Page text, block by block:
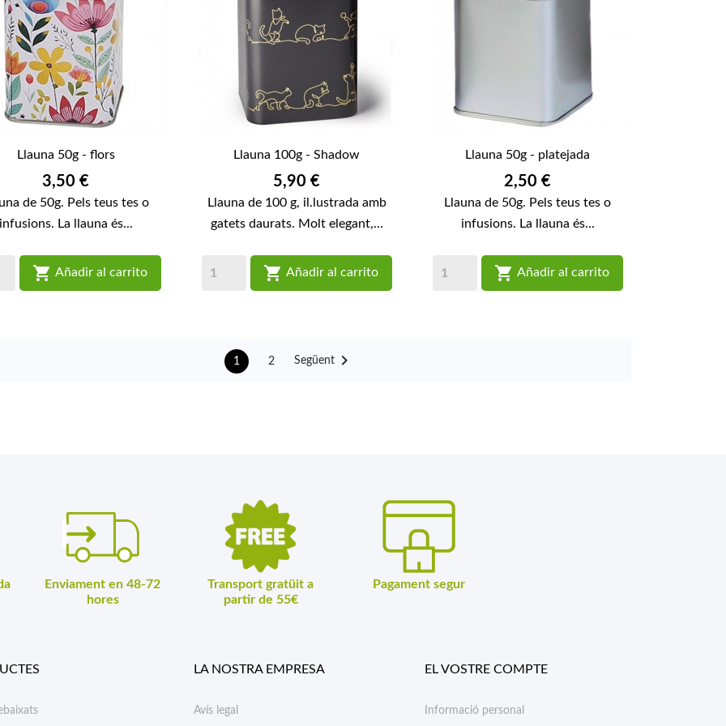
Llauna 50g - flors
Preu
3,50 €
de 50g. Pels teus tes o
La llauna és...
 Añadir al carrito
Llauna 100g - Shadow
Preu
5,90 €
Llauna de 100 g, il.lustrada amb
gatets daurats. Molt elegant,...
 Añadir al carrito
Llauna 50g - platejada
Preu
2,50 €
Llauna de 50g. Pels teus tes o
infusions. La llauna és...
 Añadir al carrito
1 2 Següent
Enviament en 48-72
hores
Transport gratüit a
partir de 55€
Pagament segur
LA NOSTRA EMPRESA
Avís legal
EL VOSTRE COMPTE
Informació personal